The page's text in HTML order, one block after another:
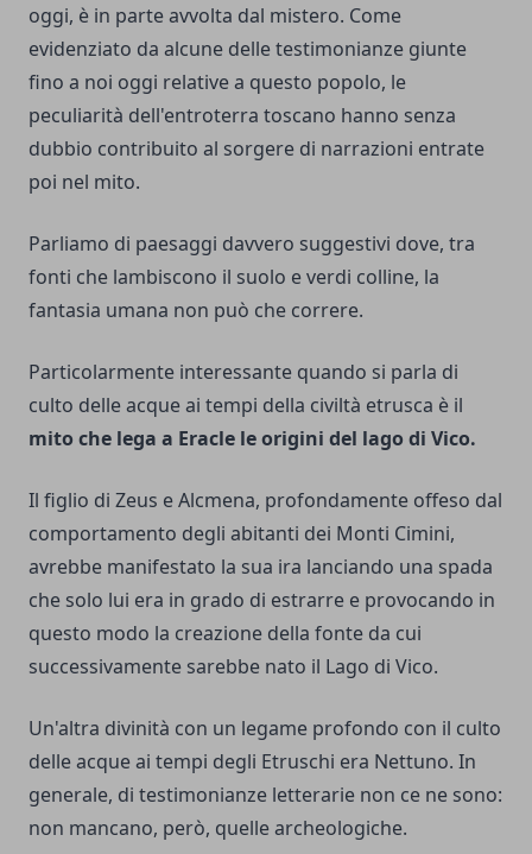
oggi, è in parte avvolta dal mistero. Come
evidenziato da alcune delle testimonianze giunte
fino a noi oggi relative a questo popolo, le
peculiarità dell'entroterra toscano hanno senza
dubbio contribuito al sorgere di narrazioni entrate
poi nel mito.
Parliamo di paesaggi davvero suggestivi dove, tra
fonti che lambiscono il suolo e verdi colline, la
fantasia umana non può che correre.
Particolarmente interessante quando si parla di
culto delle acque ai tempi della civiltà etrusca è il
mito che lega a Eracle le origini del lago di Vico.
Il figlio di Zeus e Alcmena, profondamente offeso dal
comportamento degli abitanti dei Monti Cimini,
avrebbe manifestato la sua ira lanciando una spada
che solo lui era in grado di estrarre e provocando in
questo modo la creazione della fonte da cui
successivamente sarebbe nato il Lago di Vico.
Un'altra divinità con un legame profondo con il culto
delle acque ai tempi degli Etruschi era Nettuno. In
generale, di testimonianze letterarie non ce ne sono:
non mancano, però, quelle archeologiche.